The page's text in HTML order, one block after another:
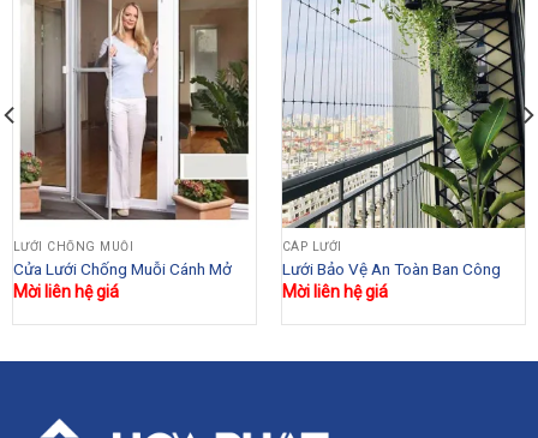
LƯỚI CHỐNG MUỖI
Cửa Lưới Chống Muỗi Cánh Mở
Mời liên hệ giá
CÁP LƯỚI
Lưới Bảo Vệ An Toàn Ban Công
Mời liên hệ giá